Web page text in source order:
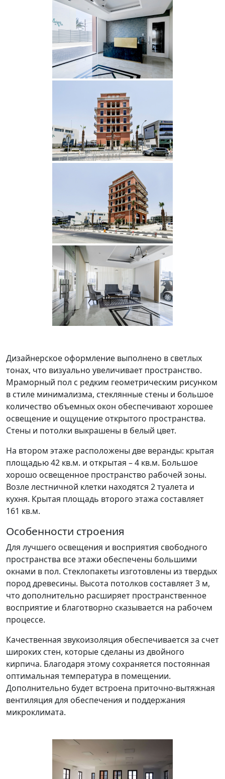
Дизайнерское оформление выполнено в светлых
тонах, что визуально увеличивает пространство.
Мраморный пол с редким геометрическим рисунком
в стиле минимализма, стеклянные стены и большое
количество объемных окон обеспечивают хорошее
освещение и ощущение открытого пространства.
Стены и потолки выкрашены в белый цвет.
На втором этаже расположены две веранды: крытая
площадью 42 кв.м. и открытая – 4 кв.м. Большое
хорошо освещенное пространство рабочей зоны.
Возле лестничной клетки находятся 2 туалета и
кухня. Крытая площадь второго этажа составляет
161 кв.м.
Особенности строения
Для лучшего освещения и восприятия свободного
пространства все этажи обеспечены большими
окнами в пол. Стеклопакеты изготовлены из твердых
пород древесины. Высота потолков составляет 3 м,
что дополнительно расширяет пространственное
восприятие и благотворно сказывается на рабочем
процессе.
Качественная звукоизоляция обеспечивается за счет
широких стен, которые сделаны из двойного
кирпича. Благодаря этому сохраняется постоянная
оптимальная температура в помещении.
Дополнительно будет встроена приточно-вытяжная
вентиляция для обеспечения и поддержания
микроклимата.